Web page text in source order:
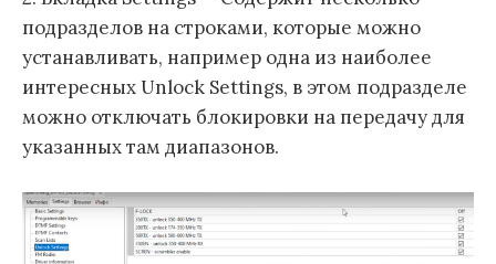
подразделов на строками, которые можно
устанавливать, например одна из наиболее
интересных Unlock Settings, в этом подразделе
можно отключать блокировки на передачу для
указанных там диапазонов.